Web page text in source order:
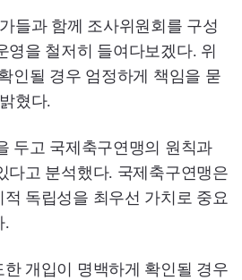
들과 함께 조사위원회를 구성
영을 철저히 들여다보겠다. 위
인될 경우 엄정하게 책임을 묻
혔다.
두고 국제축구연맹의 원칙과
다고 분석했다. 국제축구연맹은
독립성을 최우선 가치로 중요
.
개입이 명백하게 확인될 경우